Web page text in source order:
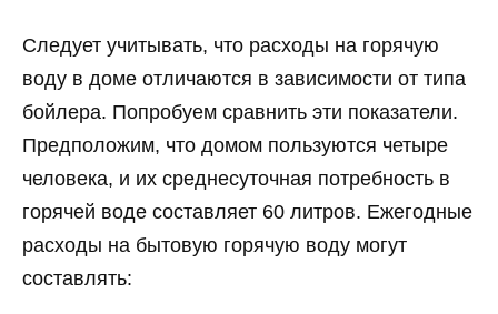
Следует учитывать, что расходы на горячую
воду в доме отличаются в зависимости от типа
бойлера. Попробуем сравнить эти показатели.
Предположим, что домом пользуются четыре
человека, и их среднесуточная потребность в
горячей воде составляет 60 литров. Ежегодные
расходы на бытовую горячую воду могут
составлять: